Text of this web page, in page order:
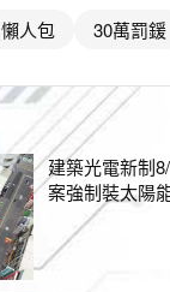
懶人包 30萬罰鍰
建築光電新制
案強制裝太陽